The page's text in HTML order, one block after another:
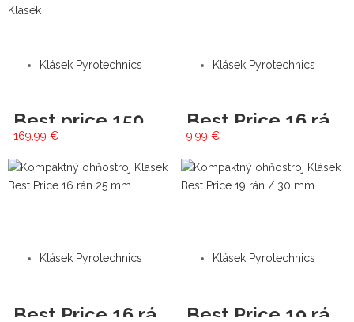
Klásek Pyrotechnics
169,99 €
Klásek Pyrotechnics
9,99 €
Klásek Pyrotechnics Klásek Pyrotechnics